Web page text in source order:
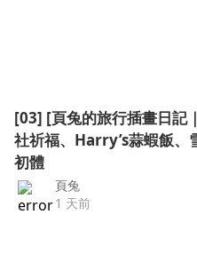
[03] [頁兔的旅行插畫日記
社祈福、Harry’s蒜蝦飯、
初體
頁兔
1 天前